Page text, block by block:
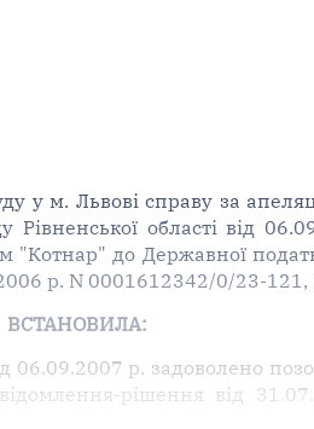
у м. Львові справу за
Рівненської області від
"Котнар" до Державної
р. N 0001612342/0/23-
ВСТАНОВИЛА:
06.09.2007 р. задоволено
рішення від